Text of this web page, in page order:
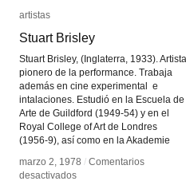
artistas
Stuart Brisley
Stuart Brisley, (Inglaterra, 1933). Artista
pionero de la performance. Trabaja
además en cine experimental e
intalaciones. Estudió en la Escuela de
Arte de Guildford (1949-54) y en el
Royal College of Art de Londres
(1956-9), así como en la Akademie
marzo 2, 1978 / Comentarios
desactivadosen
artistas
Stuart Brisley
marzo 2, 1978 / Comentarios
desactivadosen